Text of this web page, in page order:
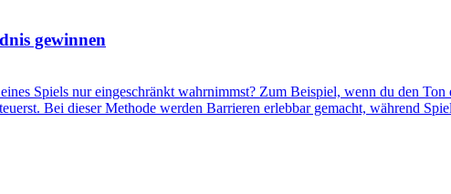
gewinnen
Spiels nur eingeschränkt wahrnimmst? Zum Beispiel, wenn du den
Bei dieser Methode werden Barrieren erlebbar gemacht, während